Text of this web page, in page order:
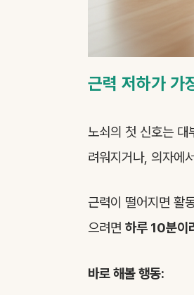
근력 저하가 가
노쇠의 첫 신호는 대
려워지거나, 의자에
근력이 떨어지면 활
으려면 하루 10분이
바로 해볼 행동: